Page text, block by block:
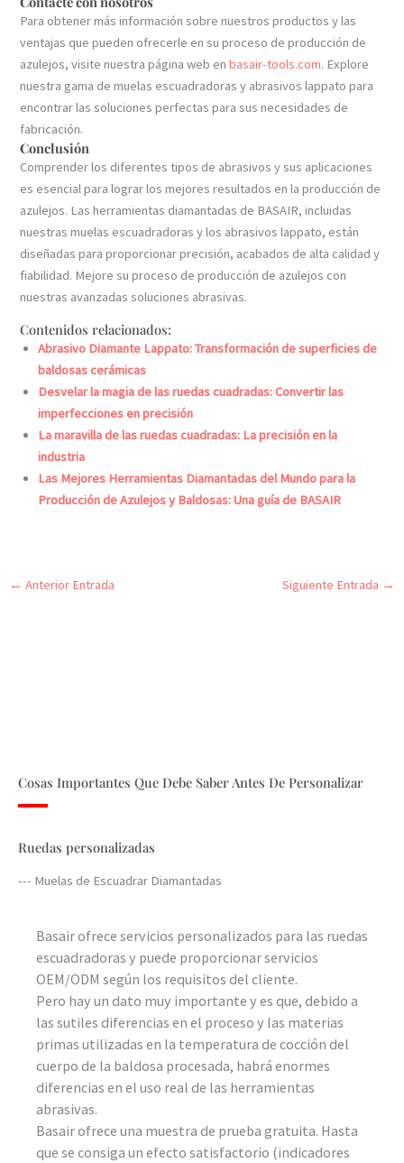
Para obtener más información sobre nuestros productos y las
ventajas que pueden ofrecerle en su proceso de producción de
azulejos, visite nuestra página web enbasair-tools.com. Explore
nuestra gama de muelas escuadradoras y abrasivos lappato para
encontrar las soluciones perfectas para sus necesidades de
fabricación.
Conclusión
Comprender los diferentes tipos de abrasivos y sus aplicaciones
es esencial para lograr los mejores resultados en la producción de
azulejos. Las herramientas diamantadas de BASAIR, incluidas
nuestras muelas escuadradoras y los abrasivos lappato, están
diseñadas para proporcionar precisión, acabados de alta calidad y
fiabilidad. Mejore su proceso de producción de azulejos con
nuestras avanzadas soluciones abrasivas.
Contenidos relacionados:
Abrasivo Diamante Lappato: Transformación de superficies de
baldosas cerámicas
Desvelar la magia de las ruedas cuadradas: Convertir las
imperfecciones en precisión
La maravilla de las ruedas cuadradas: La precisión en la
industria
Las Mejores Herramientas Diamantadas del Mundo para la
Producción de Azulejos y Baldosas: Una guía de BASAIR
← Anterior Entrada Siguiente Entrada →
Cosas Importantes Que Debe Saber Antes De Personalizar
Ruedas personalizadas
--- Muelas de Escuadrar Diamantadas
Basair ofrece servicios personalizados para las ruedas
escuadradoras y puede proporcionar servicios
OEM/ODM según los requisitos del cliente.
Pero hay un dato muy importante y es que, debido a
las sutiles diferencias en el proceso y las materias
primas utilizadas en la temperatura de cocción del
cuerpo de la baldosa procesada, habrá enormes
diferencias en el uso real de las herramientas
abrasivas.
Basair ofrece una muestra de prueba gratuita. Hasta
que se consiga un efecto satisfactorio (indicadores